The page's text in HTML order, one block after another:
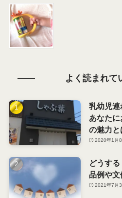
よく読まれて
乳幼児
あなたに
の魅力と
2020年1月8
どうす
品例や
2021年7月3